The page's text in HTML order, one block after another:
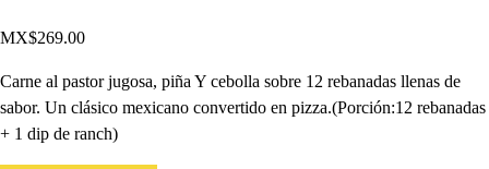
MX$269.00
Carne al pastor jugosa, piña Y cebolla sobre 12 rebanadas llenas de
sabor. Un clásico mexicano convertido en pizza.(Porción:12 rebanadas
+ 1 dip de ranch)